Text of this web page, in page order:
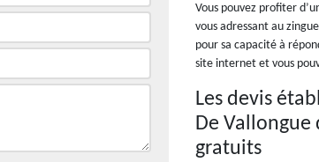
Vous pouvez profiter
vous adressant au
pour sa capacité à
site internet et vous
Les devis
De Vallongue
gratuits